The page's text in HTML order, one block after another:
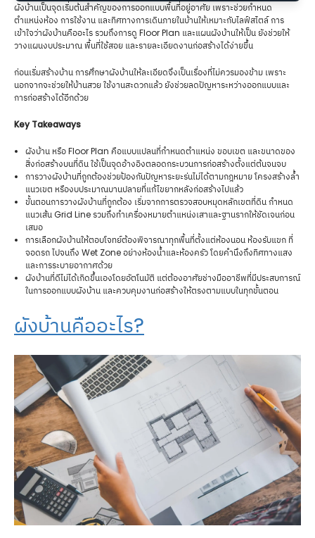
ผังบ้านเป็นจุดเริ่มต้นสำคัญของการออกแบบพื้นที่อยู่อาศัย เพราะช่วยกำหนด
ตำแหน่งห้อง การใช้งาน และทิศทางการเดินภายในบ้านให้เหมาะกับไลฟ์สไตล์ การ
เข้าใจว่าผังบ้านคืออะไร รวมถึงการดู Floor Plan และแผนผังบ้านให้เป็น ยังช่วยให้
วางแผนงบประมาณ พื้นที่ใช้สอย และรายละเอียดงานก่อสร้างได้ง่ายขึ้น
ก่อนเริ่มสร้างบ้าน การศึกษาผังบ้านให้ละเอียดจึงเป็นเรื่องที่ไม่ควรมองข้าม เพราะ
นอกจากจะช่วยให้บ้านสวย ใช้งานสะดวกแล้ว ยังช่วยลดปัญหาระหว่างออกแบบและ
การก่อสร้างได้อีกด้วย
Key Takeaways
ผังบ้าน หรือ Floor Plan คือแบบแปลนที่กำหนดตำแหน่ง ขอบเขต และขนาดของ
สิ่งก่อสร้างบนที่ดิน ใช้เป็นจุดอ้างอิงตลอดกระบวนการก่อสร้างตั้งแต่ต้นจนจบ
การวางผังบ้านที่ถูกต้องช่วยป้องกันปัญหาระยะร่นไม่ได้ตามกฎหมาย โครงสร้างล้ำ
แนวเขต หรืองบประมาณบานปลายที่แก้ไขยากหลังก่อสร้างไปแล้ว
ขั้นตอนการวางผังบ้านที่ถูกต้อง เริ่มจากการตรวจสอบหมุดหลักเขตที่ดิน กำหนด
แนวเส้น Grid Line รวมถึงทำเครื่องหมายตำแหน่งเสาและฐานรากให้ชัดเจนก่อน
เสมอ
การเลือกผังบ้านให้ตอบโจทย์ต้องพิจารณาทุกพื้นที่ตั้งแต่ห้องนอน ห้องรับแขก ที่
จอดรถ ไปจนถึง Wet Zone อย่างห้องน้ำและห้องครัว โดยคำนึงถึงทิศทางแสง
และการระบายอากาศด้วย
ผังบ้านที่ดีไม่ได้เกิดขึ้นเองโดยอัตโนมัติ แต่ต้องอาศัยช่างมืออาชีพที่มีประสบการณ์
ในการออกแบบผังบ้าน และควบคุมงานก่อสร้างให้ตรงตามแบบในทุกขั้นตอน
ผังบ้านคืออะไร?